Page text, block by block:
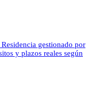
gestionado por
y plazos reales según